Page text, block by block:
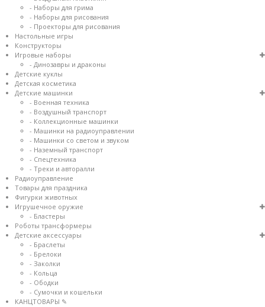
- Наборы для грима
- Наборы для рисования
- Проекторы для рисования
Настольные игры
Конструкторы
Игровые наборы
- Динозавры и драконы
Детские куклы
Детская косметика
Детские машинки
- Военная техника
- Воздушный транспорт
- Коллекционные машинки
- Машинки на радиоуправлении
- Машинки со светом и звуком
- Наземный транспорт
- Спецтехника
- Треки и авторалли
Радиоуправление
Товары для праздника
Фигурки животных
Игрушечное оружие
- Бластеры
Роботы трансформеры
Детские аксессуары
- Браслеты
- Брелоки
- Заколки
- Кольца
- Ободки
- Сумочки и кошельки
КАНЦТОВАРЫ ✎